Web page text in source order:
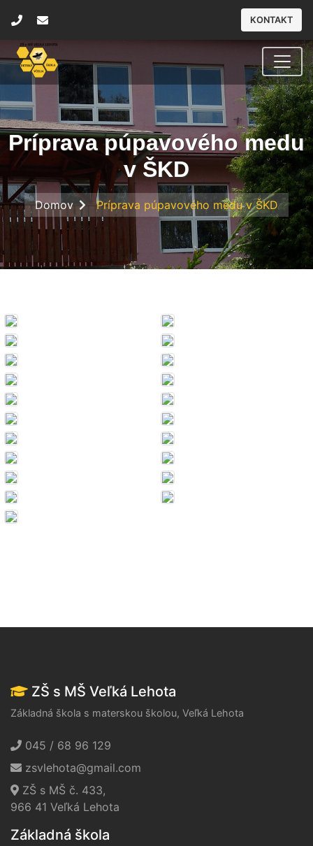
KONTAKT
Príprava púpavového medu
v ŠKD
Domov Príprava púpavového medu v ŠKD
ZŠ s MŠ Veľká Lehota
Základná škola s materskou školou, Veľká Lehota
045 / 68 96 129
zsvlehota@gmail.com
ZŠ s MŠ č. 433,
966 41 Veľká Lehota
Základná škola